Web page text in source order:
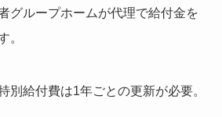
グループホームが代理で給付金を
。
別給付費は1年ごとの更新が必要。